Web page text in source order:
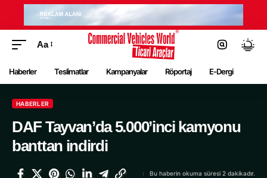
Aa
Haberler Teslimatlar Kampanyalar Röportaj E-Dergi
HABERLER
DAF Tayvan’da 5.000’inci kamyonu
banttan indirdi
Bu haberin okuma süresi 2 dakikadır.